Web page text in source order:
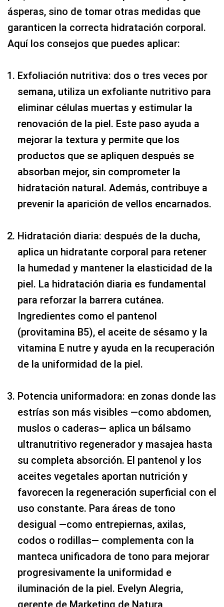
ásperas, sino de tomar otras medidas que
garanticen la correcta hidratación corporal.
Aquí los consejos que puedes aplicar:
Exfoliación nutritiva: dos o tres veces por
semana, utiliza un exfoliante nutritivo para
eliminar células muertas y estimular la
renovación de la piel. Este paso ayuda a
mejorar la textura y permite que los
productos que se apliquen después se
absorban mejor, sin comprometer la
hidratación natural. Además, contribuye a
prevenir la aparición de vellos encarnados.
Hidratación diaria: después de la ducha,
aplica un hidratante corporal para retener
la humedad y mantener la elasticidad de la
piel. La hidratación diaria es fundamental
para reforzar la barrera cutánea.
Ingredientes como el pantenol
(provitamina B5), el aceite de sésamo y la
vitamina E nutre y ayuda en la recuperación
de la uniformidad de la piel.
Potencia uniformadora: en zonas donde las
estrías son más visibles —como abdomen,
muslos o caderas— aplica un bálsamo
ultranutritivo regenerador y masajea hasta
su completa absorción. El pantenol y los
aceites vegetales aportan nutrición y
favorecen la regeneración superficial con el
uso constante. Para áreas de tono
desigual —como entrepiernas, axilas,
codos o rodillas— complementa con la
manteca unificadora de tono para mejorar
progresivamente la uniformidad e
iluminación de la piel. Evelyn Alegria,